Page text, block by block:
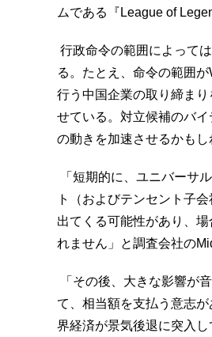
ムである『League of
行政命令の範囲によって
る。たとえ、命令の範囲
行う中国企業の取り締ま
せている。対立候補のバ
の動きを加速させるかもし
「短期的に、ユニバーサ
ト（およびテンセント子
出てくる可能性があり、
れません」と調査会社の
「その後、大きな影響が
て、相当額を支払う意志
界経済が景気後退に突入